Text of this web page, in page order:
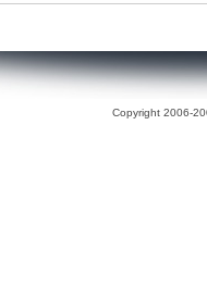
Copyright 2006-